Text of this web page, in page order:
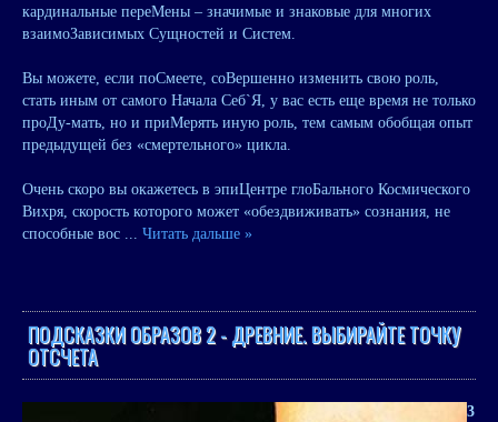
кардинальные переМены – значимые и знаковые для многих
взаимоЗависимых Сущностей и Систем.
Вы можете, если поСмеете, соВершенно изменить свою роль,
стать иным от самого Начала Себ`Я, у вас есть еще время не только
проДу-мать, но и приМерять иную роль, тем самым обобщая опыт
предыдущей без «смертельного» цикла.
Очень скоро вы окажетесь в эпиЦентре глоБального Космического
Вихря, скорость которого может «обездвиживать» сознания, не
способные вос ... Читать дальше »
ПОДСКАЗКИ ОБРАЗОВ 2 - ДРЕВНИЕ. ВЫБИРАЙТЕ ТОЧКУ
ОТСЧЕТА
3